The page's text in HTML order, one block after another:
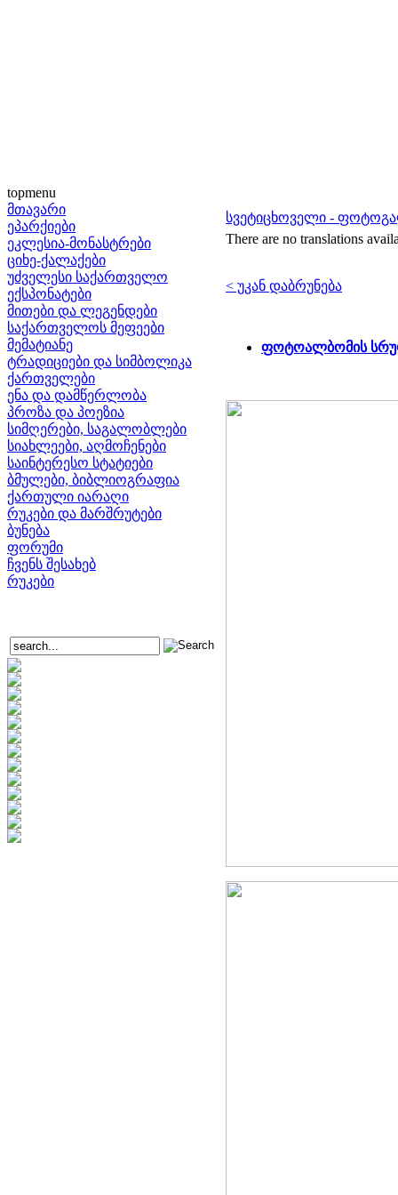
topmenu
მთავარი
ეპარქიები
ეკლესია-მონასტრები
ციხე-ქალაქები
უძველესი საქართველო
ექსპონატები
მითები და ლეგენდები
საქართველოს მეფეები
მემატიანე
ტრადიციები და სიმბოლიკა
ქართველები
ენა და დამწერლობა
პროზა და პოეზია
სიმღერები, საგალობლები
სიახლეები, აღმოჩენები
საინტერესო სტატიები
ბმულები, ბიბლიოგრაფია
ქართული იარაღი
რუკები და მარშრუტები
ბუნება
ფორუმი
ჩვენს შესახებ
რუკები
სვეტიცხოველი -
There are no translations
< უკან დაბრუნება
ფოტოალბომის